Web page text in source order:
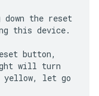
down the reset
this device.
button,
will turn
let go